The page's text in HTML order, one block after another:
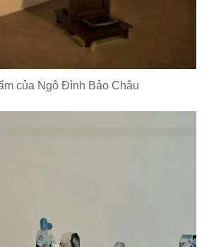
của Ngô Đình Bảo Châu